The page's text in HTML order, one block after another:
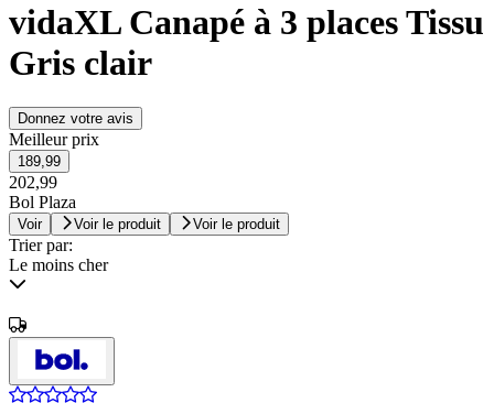
vidaXL Canapé à 3 places Tissu
Gris clair
Donnez votre avis
Meilleur prix
189,99
202,99
Bol Plaza
Voir Voir le produit Voir le produit
Trier par:
Le moins cher